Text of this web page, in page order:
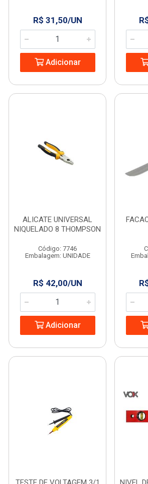
R$ 31,50/UN
Adicionar
ALICATE UNIVERSAL
NIQUELADO 8 THOMPSON
Código: 7746
Embalagem: UNIDADE
R$ 42,00/UN
Adicionar